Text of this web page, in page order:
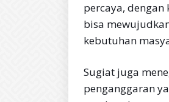
percaya,
bisa
kebutuhan
Sugiat juga
penganggaran